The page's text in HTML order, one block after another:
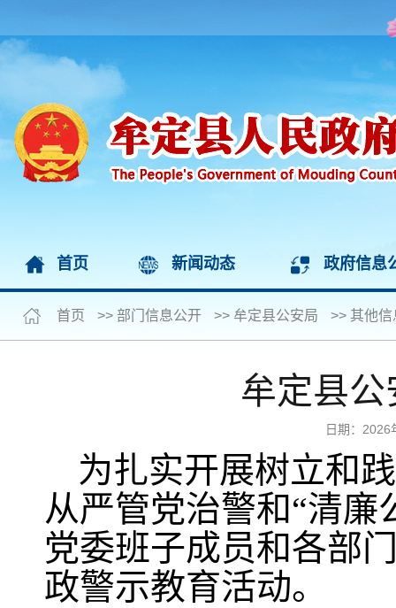
首页 新闻动态 政府信息
首页 >> 部门信息公开 >> 牟定县公安局 >> 其他信
牟定县
日期：
为扎实开展树立和
从严管党治警和“清廉
党委班子成员和各部
政警示教育活动。